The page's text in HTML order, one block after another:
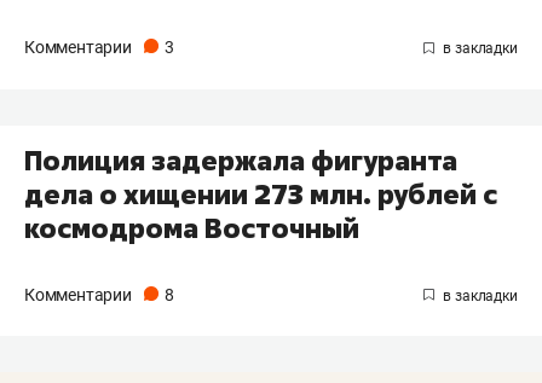
Комментарии 3
Полиция задержала фигуранта
дела о хищении 273 млн. рублей с
космодрома Восточный
Комментарии 8